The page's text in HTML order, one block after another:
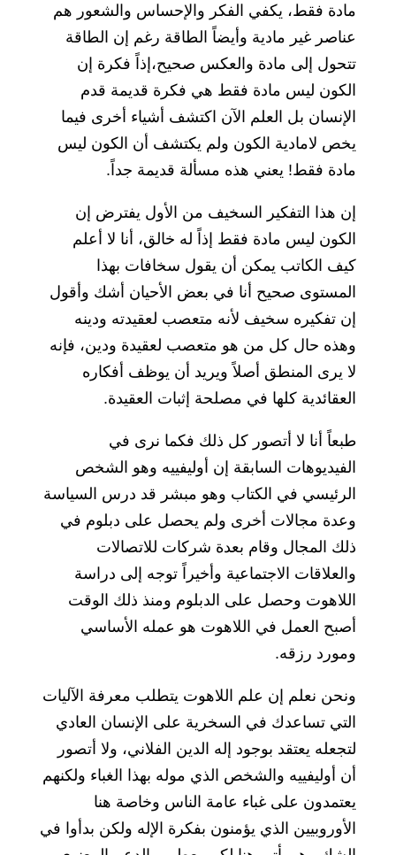
مادة فقط، يكفي الفكر والإحساس والشعور هم
عناصر غير مادية وأيضاً الطاقة رغم إن الطاقة
تتحول إلى مادة والعكس صحيح،إذاً فكرة إن
الكون ليس مادة فقط هي فكرة قديمة قدم
الإنسان بل العلم الآن اكتشف أشياء أخرى فيما
يخص لامادية الكون ولم يكتشف أن الكون ليس
مادة فقط! يعني هذه مسألة قديمة جداً.
إن هذا التفكير السخيف من الأول يفترض إن
الكون ليس مادة فقط إذاً له خالق، أنا لا أعلم
كيف الكاتب يمكن أن يقول سخافات بهذا
المستوى صحيح أنا في بعض الأحيان أشك وأقول
إن تفكيره سخيف لأنه متعصب لعقيدته ودينه
وهذه حال كل من هو متعصب لعقيدة ودين، فإنه
لا يرى المنطق أصلاً ويريد أن يوظف أفكاره
العقائدية كلها في مصلحة إثبات العقيدة.
طبعاً أنا لا أتصور كل ذلك فكما نرى في
الفيديوهات السابقة إن أوليفييه وهو الشخص
الرئيسي في الكتاب وهو مبشر قد درس السياسة
وعدة مجالات أخرى ولم يحصل على دبلوم في
ذلك المجال وقام بعدة شركات للاتصالات
والعلاقات الاجتماعية وأخيراً توجه إلى دراسة
اللاهوت وحصل على الدبلوم ومنذ ذلك الوقت
أصبح العمل في اللاهوت هو عمله الأساسي
ومورد رزقه.
ونحن نعلم إن علم اللاهوت يتطلب معرفة الآليات
التي تساعدك في السخرية على الإنسان العادي
لتجعله يعتقد بوجود إله الدين الفلاني، ولا أتصور
أن أوليفييه والشخص الذي موله بهذا الغباء ولكنهم
يعتمدون على غباء عامة الناس وخاصة هنا
الأوروبيين الذي يؤمنون بفكرة الإله ولكن بدأوا في